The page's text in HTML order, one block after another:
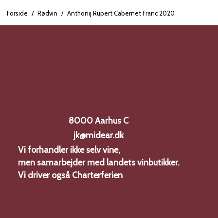
og et
den modne frugt,
lakridsagtige
at blive gemt og
Forside / Rødvin / Anthonij Rupert Cabernet Franc 2020
8000 Aarhus C
jk@midear.dk
Vi forhandler ikke selv vine,
men samarbejder med landets vinbutikker.
Vi driver også Charterferien